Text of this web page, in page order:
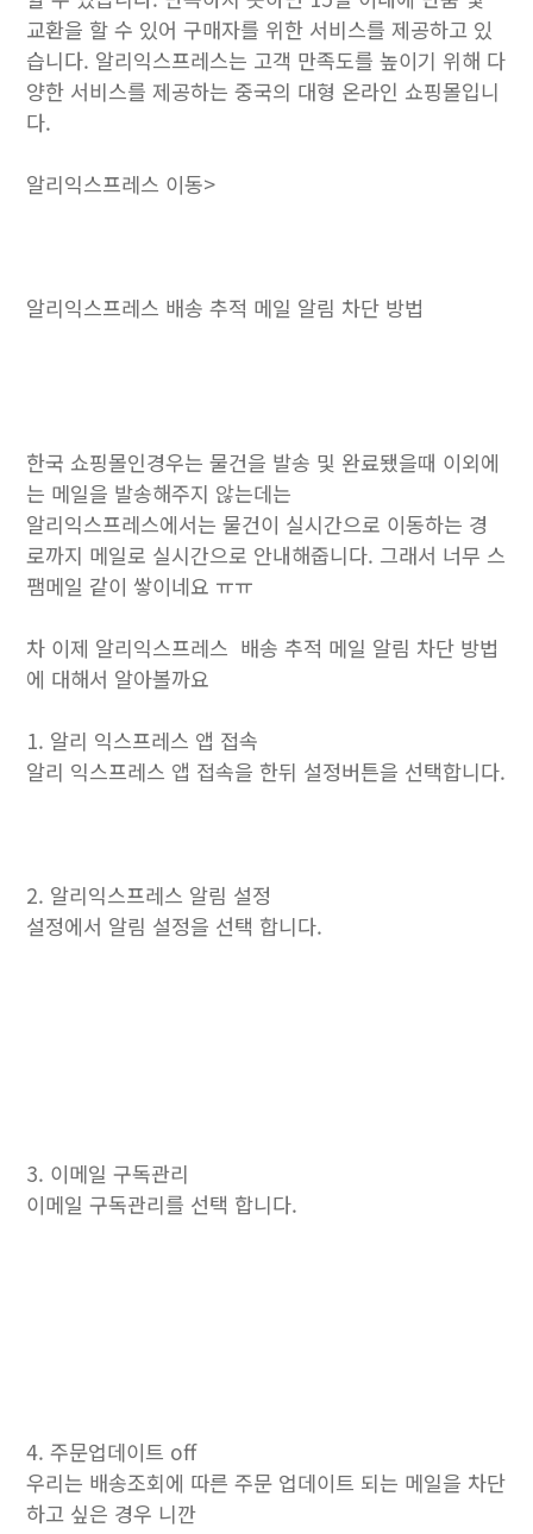
교환을 할 수 있어 구매자를 위한 서비스를 제공하고 있
습니다. 알리익스프레스는 고객 만족도를 높이기 위해 다
양한 서비스를 제공하는 중국의 대형 온라인 쇼핑몰입니
다.
알리익스프레스 이동>
알리익스프레스 배송 추적 메일 알림 차단 방법
한국 쇼핑몰인경우는 물건을 발송 및 완료됐을때 이외에
는 메일을 발송해주지 않는데는
알리익스프레스에서는 물건이 실시간으로 이동하는 경
로까지 메일로 실시간으로 안내해줍니다. 그래서 너무 스
팸메일 같이 쌓이네요 ㅠㅠ
차 이제 알리익스프레스 배송 추적 메일 알림 차단 방법
에 대해서 알아볼까요
1. 알리 익스프레스 앱 접속
알리 익스프레스 앱 접속을 한뒤 설정버튼을 선택합니다.
2. 알리익스프레스 알림 설정
설정에서 알림 설정을 선택 합니다.
3. 이메일 구독관리
이메일 구독관리를 선택 합니다.
4. 주문업데이트 off
우리는 배송조회에 따른 주문 업데이트 되는 메일을 차단
하고 싶은 경우 니깐